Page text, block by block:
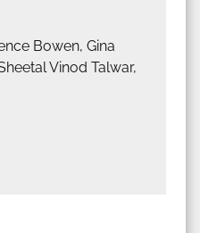
Bowen, Gina
Vinod Talwar,